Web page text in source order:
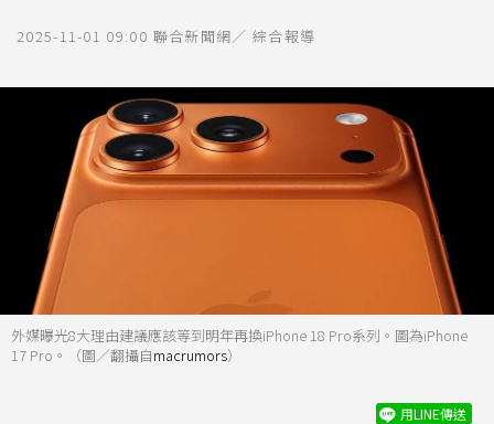
2025-11-01 09:00 聯合新聞網／ 綜合報導
外媒曝光8大理由建議應該等到明年再換iPhone 18 Pro系列。圖為iPhone
17 Pro。（圖／翻攝自macrumors）
用LINE傳送